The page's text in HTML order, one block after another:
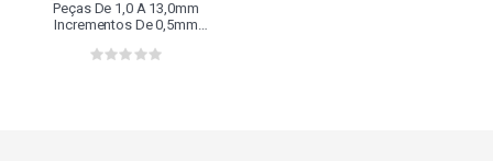
Peças De 1,0 A 13,0mm
Incrementos De 0,5mm
A099drillboyxl Dormer